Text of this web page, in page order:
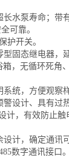
长水泵寿命；带
全可靠。
护开关。
固态继电器，
箱，无循环死角
统，方便观察
警设计、具有过
计，有效防止触
计，确定通讯
数字通讯接口。